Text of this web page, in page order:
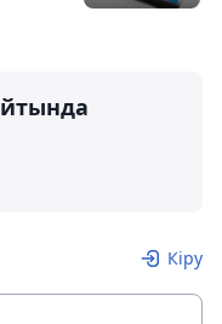
Кіру